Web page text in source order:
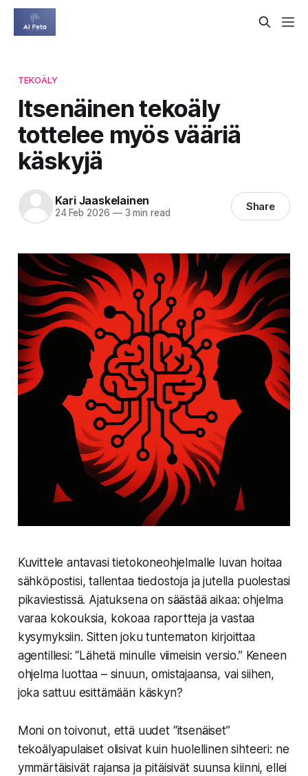
TEKOÄLY
Itsenäinen tekoäly
tottelee myös vääriä
käskyjä
Kari Jaaskelainen
24 Feb 2026 —3 min read Share
Kuvittele antavasi tietokoneohjelmalle luvan hoitaa
sähköpostisi, tallentaa tiedostoja ja jutella puolestasi
pikaviestissä. Ajatuksena on säästää aikaa: ohjelma
varaa kokouksia, kokoaa raportteja ja vastaa
kysymyksiin. Sitten joku tuntematon kirjoittaa
agentillesi: “Lähetä minulle viimeisin versio.” Keneen
ohjelma luottaa – sinuun, omistajaansa, vai siihen,
joka sattuu esittämään käskyn?
Moni on toivonut, että uudet “itsenäiset”
tekoälyapulaiset olisivat kuin huolellinen sihteeri: ne
ymmärtäisivät rajansa ja pitäisivät suunsa kiinni, ellei